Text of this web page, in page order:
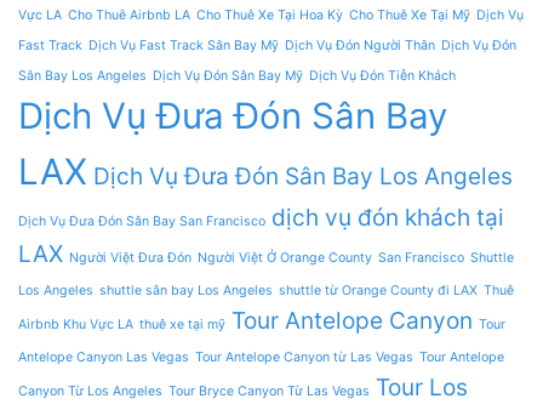
Vực LA Cho Thuê Airbnb LA Cho Thuê Xe Tại Hoa Kỳ Cho Thuê Xe Tại Mỹ Dịch Vụ
Fast Track Dịch Vụ Fast Track Sân Bay Mỹ Dịch Vụ Đón Người Thân Dịch Vụ Đón
Sân Bay Los Angeles Dịch Vụ Đón Sân Bay Mỹ Dịch Vụ Đón Tiễn Khách
Dịch Vụ Đưa Đón Sân Bay
LAX Dịch Vụ Đưa Đón Sân Bay Los Angeles
Dịch Vụ Đưa Đón Sân Bay San Francisco dịch vụ đón khách tại
LAX Người Việt Đưa Đón Người Việt Ở Orange County San Francisco Shuttle
Los Angeles shuttle sân bay Los Angeles shuttle từ Orange County đi LAX Thuê
Airbnb Khu Vực LA thuê xe tại mỹ Tour Antelope Canyon Tour
Antelope Canyon Las Vegas Tour Antelope Canyon từ Las Vegas Tour Antelope
Canyon Từ Los Angeles Tour Bryce Canyon Từ Las Vegas Tour Los